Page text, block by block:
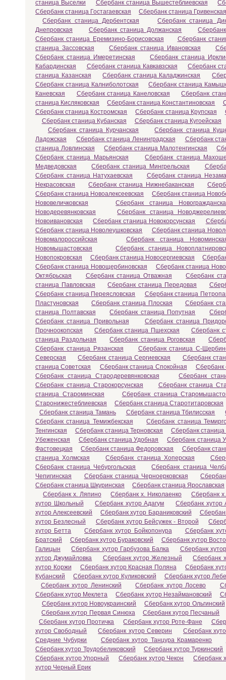
станица Выселки Сбербанк станица Вышестеблиевская
Сбербанк станица Гостагаевская
Сбербанк станица Гривенская
Сбербанк станица Дербентская
Сбербанк станица
Днепровская
Сбербанк станица Должанская
Сбербанк станица Еремизино-Борисовская
Сбербанк
станица Зассовская
Сбербанк станица Ивановская
Сбербанк станица Имеретинская
Сбербанк станица
Кабардинская
Сбербанк станица Кавкавзская
Сбербанк
станица Казанская
Сбербанк станица Каладжинская
Сбербанк станица Калниболотская
Сбербанк станица
Каневская
Сбербанк станица Канеловская
Сбербанк
станица Кисляковская
Сбербанк станица Константиновская
Сбербанк станица Костромская
Сбербанк станица Крупская
Сбербанк станица Кубанская
Сбербанк станица Кугоейская
Сбербанк станица Курчанская
Сбербанк станица
Ладожская
Сбербанк станица Ленинградская
Сбербанк
станица Ловлинская
Сбербанк станица Малотенгинская
Сбербанк станица Марьянская
Сбербанк станица
Медведовская
Сбербанк станица Мингрельская
Сбербанк станица Натухаевская
Сбербанк станица
Некрасовская
Сбербанк станица Нижнебаканская
Сбербанк станица Новоалексеевская
Сбербанк станица
Нововеличковская
Сбербанк станица
Новодеревянковская
Сбербанк станица
Новоивановская
Сбербанк станица Новокорсунская
Сбербанк станица Новолеушковская
Сбербанк станица
Новомалороссийская
Сбербанк станица
Новомышастовская
Сбербанк станица
Новопокровская
Сбербанк станица Новосергиевская
Сбербанк станица Новощербиновская
Сбербанк станица
Октябрьская
Сбербанк станица Отважная
Сбербанк
станица Павловская
Сбербанк станица Передовая
Сбербанк станица Переясловская
Сбербанк станица
Пластуновская
Сбербанк станица Плоская
Сбербанк
станица Полтавская
Сбербанк станица Попутная
Сбербанк станица Привольная
Сбербанк станица
Прочноокопская
Сбербанк станица Пшехская
Сбербанк
станица Раздольная
Сбербанк станица Роговская
Сбербанк станица Рязанская
Сбербанк станица С-
Северская
Сбербанк станица Сергиевская
Сбербанк
станица Советская
Сбербанк станица Спокойная
Сбербанк
Сбербанк станица Стародеревянковская
Сбербанк
Сбербанк станица Старокорсунская
Сбербанк станица
станица Староминская
Сбербанк станица
Старонижестеблиевская
Сбербанк станица Старотитаровская
Сбербанк станица Тамань
Сбербанк станица Тбилисская
Сбербанк станица Темижбекская
Сбербанк станица
Тенгинская
Сбербанк станица Терновская
Сбербанк станица
Убеженская
Сбербанк станица Удобная
Сбербанк станица
Фастовецкая
Сбербанк станица Федоровская
Сбербанк
станица Холмская
Сбербанк станица Хоперская
Сбербанк станица Чебургольская
Сбербанк станица
Чепигинская
Сбербанк станица Черноерковская
Сбербанк станица Шкуринская
Сбербанк станица Ярославская
Сбербанк х. Ляпино
Сбербанк х. Николаенко
Сбербанк
хутор Школьный
Сбербанк хутор Адагум
Сбербанк хутор
хутор Алексеевский
Сбербанк хутор Бараниковский
хутор Безлесный
Сбербанк хутор Бейсужек - Второй
хутор Бетта
Сбербанк хутор Бойкопонура
Сбербанк
Братский
Сбербанк хутор Бураковский
Сбербанк хутор
Галицын
Сбербанк хутор Гарбузова Балка
Сбербанк
хутор Джумайловка
Сбербанк хутор Железный
Сбербанк
хутор Коржи
Сбербанк хутор Красная Поляна
Сбербанк
Кубанский
Сбербанк хутор Куликовский
Сбербанк хутор
Сбербанк хутор Ленинский
Сбербанк хутор Лосево
Сбербанк хутор Меклета
Сбербанк хутор Незаймановский
Сбербанк хутор Новоукраинский
Сбербанк хутор Ольгинский
Сбербанк хутор Первая Синюха
Сбербанк хутор Песчаный
Сбербанк хутор Протичка
Сбербанк хутор Роте-Фане
хутор Свободный
Сбербанк хутор Северин
Сбербанк
Средние Чубурки
Сбербанк хутор Танцура Крамаренко
Сбербанк хутор Трудобеликовский
Сбербанк хутор Туркинский
Сбербанк хутор Упорный
Сбербанк хутор Чекон
Сбербанк
хутор Черный Ерик